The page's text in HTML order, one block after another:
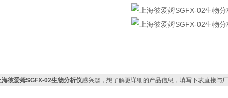
海彼爱姆SGFX-02生物分析仪感兴趣，想了解更详细的产品信息，填写下表直接与